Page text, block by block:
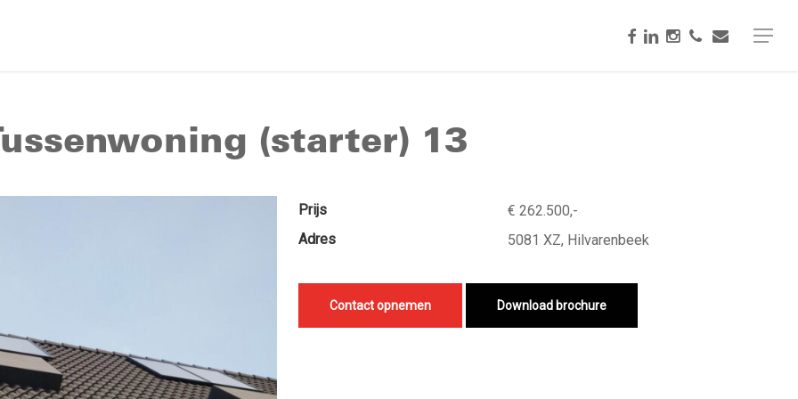
Menu
facebook
linkedin
instagram
phone
email
(starter) 13
Prijs
€ 262.500,-
Adres
5081 XZ, Hilvarenbeek
Contact opnemen Download brochure